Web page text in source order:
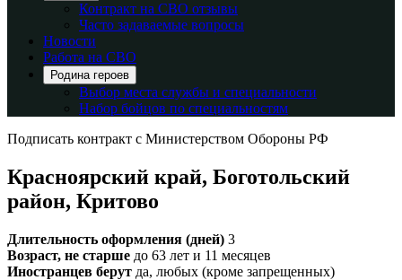
Контракт на СВО отзывы
Часто задаваемые вопросы
Новости
Работа на СВО
Родина героев
Выбор места службы и специальности
Набор бойцов по специальностям
Подписать контракт с Министерством Обороны РФ
Красноярский край, Боготольский
район, Критово
Длительность оформления (дней) 3
Возраст, не старше до 63 лет и 11 месяцев
Иностранцев берут да, любых (кроме запрещенных)